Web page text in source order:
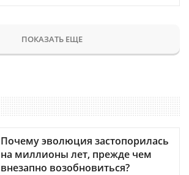
ПОКАЗАТЬ ЕЩЕ
Почему эволюция застопорилась
на миллионы лет, прежде чем
внезапно возобновиться?